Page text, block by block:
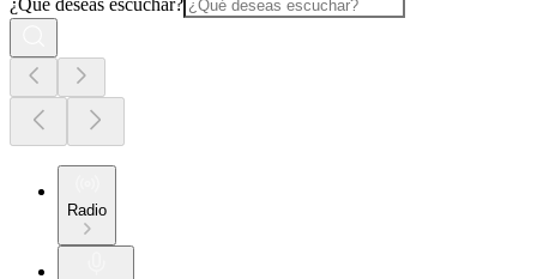
¿Qué deseas escuchar?
Radio